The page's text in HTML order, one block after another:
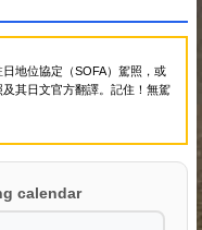
地位協定（SOFA）駕照，或
其日文官方翻譯。記住！無駕
calendar